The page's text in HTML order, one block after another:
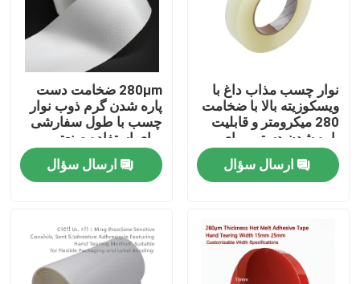
خانه
محصولات
فیلم های
نوار چسب مذاب داغ با
ویسکوزیته بالا با ضخامت
280 میکرومتر و قابلیت
پاره شدن دستی برای
مصارف صنعتی
ارسال سؤال
280μm ضخامت دست
پاره شدن گرم ذوب نوار
چسب با طول سفارشی
برای استفاده صنعتی
ارسال سؤال